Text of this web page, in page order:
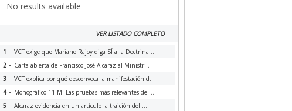
No results available
VER LISTADO COMPLETO
1 - VCT exige que Mariano Rajoy diga SÍ a la Doctrina ...
2 - Carta abierta de Francisco José Alcaraz al Ministr...
3 - VCT explica por qué desconvoca la manifestación d...
4- Monográfico 11-M: Las pruebas más relevantes del ...
5 - Alcaraz evidencia en un artículo la traición del ...